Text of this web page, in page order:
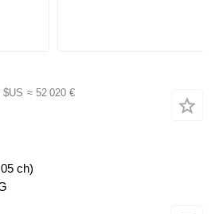
$US ≈ 52 020 €
ch)